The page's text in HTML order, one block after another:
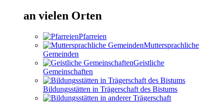
an vielen Orten
Pfarreien
Muttersprachliche
Gemeinden
Geistliche
Gemeinschaften
Bildungsstätten in Trägerschaft des Bistums